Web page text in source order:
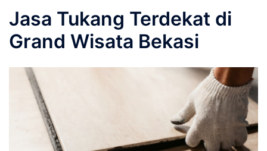
Jasa Tukang Terdekat di
Grand Wisata Bekasi